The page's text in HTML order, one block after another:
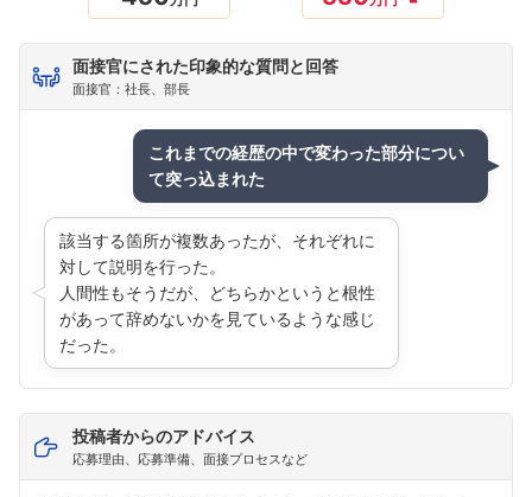
フォローしました
こちらの企業もフォローしませんか？
面接官にされた印象的な質問と回答
面接官：社長、部長
これまでの経歴の中で変わった部分につい
て突っ込まれた
該当する箇所が複数あったが、それぞれに
対して説明を行った。
人間性もそうだが、どちらかというと根性
があって辞めないかを見ているような感じ
だった。
投稿者からのアドバイス
応募理由、応募準備、面接プロセスなど